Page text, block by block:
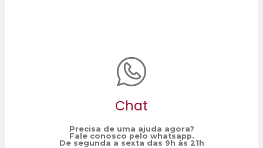
Chat
Precisa de uma ajuda agora?
Fale conosco pelo whatsapp.
De segunda a sexta das 9h às 21h